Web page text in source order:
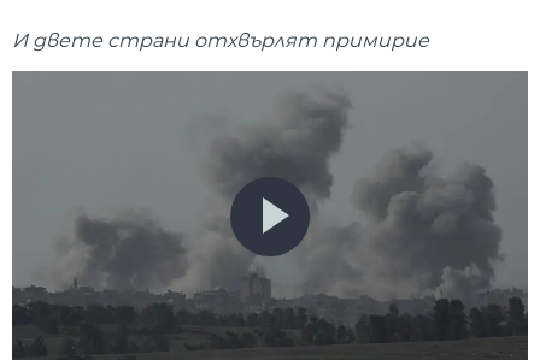
И двете страни отхвърлят примирие